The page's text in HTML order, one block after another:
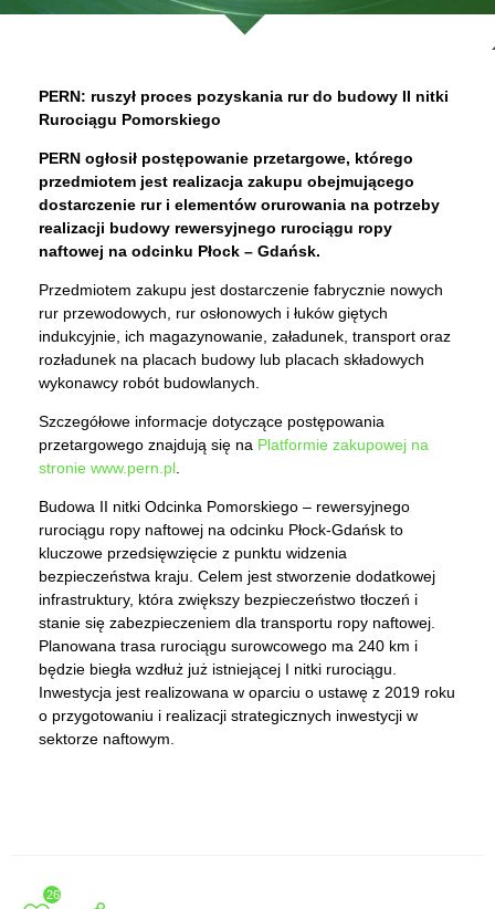
PERN: ruszył proces pozyskania rur do budowy II nitki
Rurociągu Pomorskiego
PERN ogłosił postępowanie przetargowe, którego
przedmiotem jest realizacja zakupu obejmującego
dostarczenie rur i elementów orurowania na potrzeby
realizacji budowy rewersyjnego rurociągu ropy
naftowej na odcinku Płock – Gdańsk.
Przedmiotem zakupu jest dostarczenie fabrycznie nowych
rur przewodowych, rur osłonowych i łuków giętych
indukcyjnie, ich magazynowanie, załadunek, transport oraz
rozładunek na placach budowy lub placach składowych
wykonawcy robót budowlanych.
Szczegółowe informacje dotyczące postępowania
przetargowego znajdują się na Platformie zakupowej na
stronie www.pern.pl
Budowa II nitki Odcinka Pomorskiego – rewersyjnego
rurociągu ropy naftowej na odcinku Płock-Gdańsk to
kluczowe przedsięwzięcie z punktu widzenia
bezpieczeństwa kraju. Celem jest stworzenie dodatkowej
infrastruktury, która zwiększy bezpieczeństwo tłoczeń i
stanie się zabezpieczeniem dla transportu ropy naftowej.
Planowana trasa rurociągu surowcowego ma 240 km i
będzie biegła wzdłuż już istniejącej I nitki rurociągu.
Inwestycja jest realizowana w oparciu o ustawę z 2019 roku
o przygotowaniu i realizacji strategicznych inwestycji w
sektorze naftowym.
26